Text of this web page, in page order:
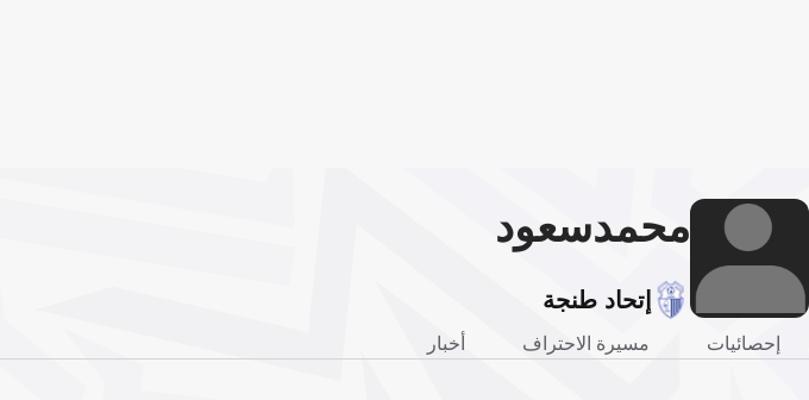
محمدسعود
إتحاد طنجة
إحصائيات مسيرة الاحتراف أخبار